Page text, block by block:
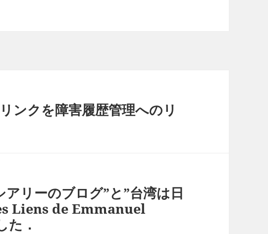
ンクを障害履歴管理へのリ
リーのブログ”と”台湾は日
Liens de Emmanuel
た．